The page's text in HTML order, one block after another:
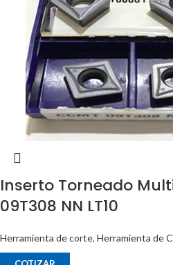
Inserto Torneado
09T308 NN LT10
Herramienta de corte, Herramienta de